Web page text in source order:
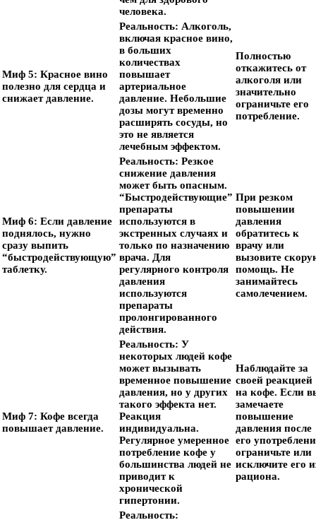
человека.
Миф 5: Красное вино
полезно для сердца и
снижает давление.
Реальность: Алкоголь,
включая красное вино,
в больших
количествах
повышает
артериальное
давление. Небольшие
дозы могут временно
расширять сосуды, но
это не является
лечебным эффектом.
Полностью
откажитесь от
алкоголя или
значительно
ограничьте его
потребление.
Миф 6: Если давление
поднялось, нужно
сразу выпить
“быстродействующую”
таблетку.
Реальность: Резкое
снижение давления
может быть опасным.
“Быстродействующие”
препараты
используются в
экстренных случаях и
только по назначению
врача. Для
регулярного контроля
давления
используются
препараты
пролонгированного
действия.
При резком
повышении
давления
обратитесь к
врачу или
вызовите
помощь. Не
занимайтесь
самолечением.
Миф 7: Кофе всегда
повышает давление.
Реальность: У
некоторых людей кофе
может вызывать
временное повышение
давления, но у других
такого эффекта нет.
Реакция
индивидуальна.
Регулярное умеренное
потребление кофе у
большинства людей не
приводит к
хронической
гипертонии.
Наблюдайте за
своей реакцией
на кофе. Если
замечаете
повышение
давления после
его
ограничьте или
исключите его
рациона.
Реальность: